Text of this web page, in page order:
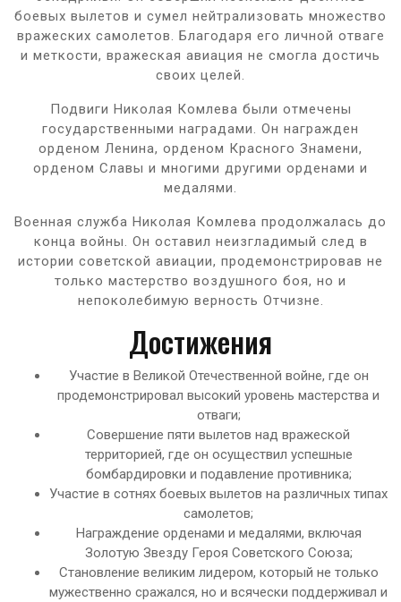
боевых вылетов и сумел нейтрализовать множество
вражеских самолетов. Благодаря его личной отваге
и меткости, вражеская авиация не смогла достичь
своих целей.
Подвиги Николая Комлева были отмечены
государственными наградами. Он награжден
орденом Ленина, орденом Красного Знамени,
орденом Славы и многими другими орденами и
медалями.
Военная служба Николая Комлева продолжалась до
конца войны. Он оставил неизгладимый след в
истории советской авиации, продемонстрировав не
только мастерство воздушного боя, но и
непоколебимую верность Отчизне.
Достижения
Участие в Великой Отечественной войне, где он
продемонстрировал высокий уровень мастерства и
отваги;
Совершение пяти вылетов над вражеской
территорией, где он осуществил успешные
бомбардировки и подавление противника;
Участие в сотнях боевых вылетов на различных типах
самолетов;
Награждение орденами и медалями, включая
Золотую Звезду Героя Советского Союза;
Становление великим лидером, который не только
мужественно сражался, но и всячески поддерживал и